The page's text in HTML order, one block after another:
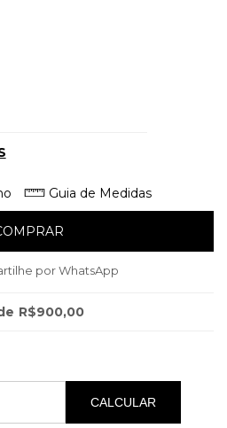
Guia de Medidas
por WhatsApp
R$900,00
ALTERAR CEP
CALCULAR